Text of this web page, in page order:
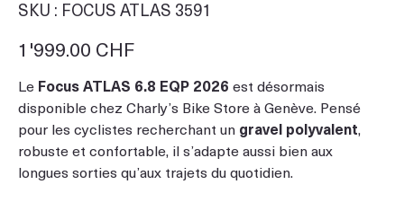
SKU :
FOCUS
FOCUS ATLAS 3591
1'999.00 CHF
Le Focus ATLAS 6.8 EQP 2026 est désormais
disponible chez Charly’s Bike Store à Genève. Pensé
pour les cyclistes recherchant un gravel polyvalent,
robuste et confortable, il s’adapte aussi bien aux
longues sorties qu’aux trajets du quotidien.